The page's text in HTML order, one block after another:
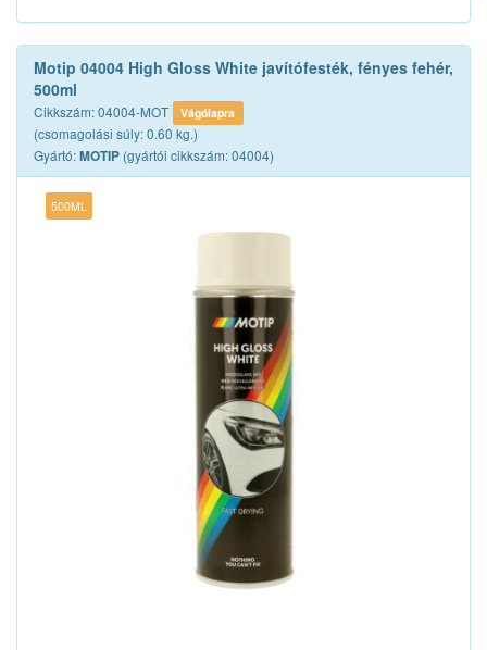
Motip 04004 High Gloss White javítófesték, fényes fehér,
500ml
Cikkszám: 04004-MOT Vágólapra
(csomagolási súly: 0.60 kg.)
Gyártó:MOTIP (gyártói cikkszám: 04004)
500ML